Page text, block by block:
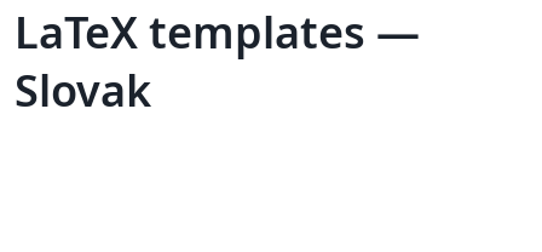
LaTeX templates —
Slovak